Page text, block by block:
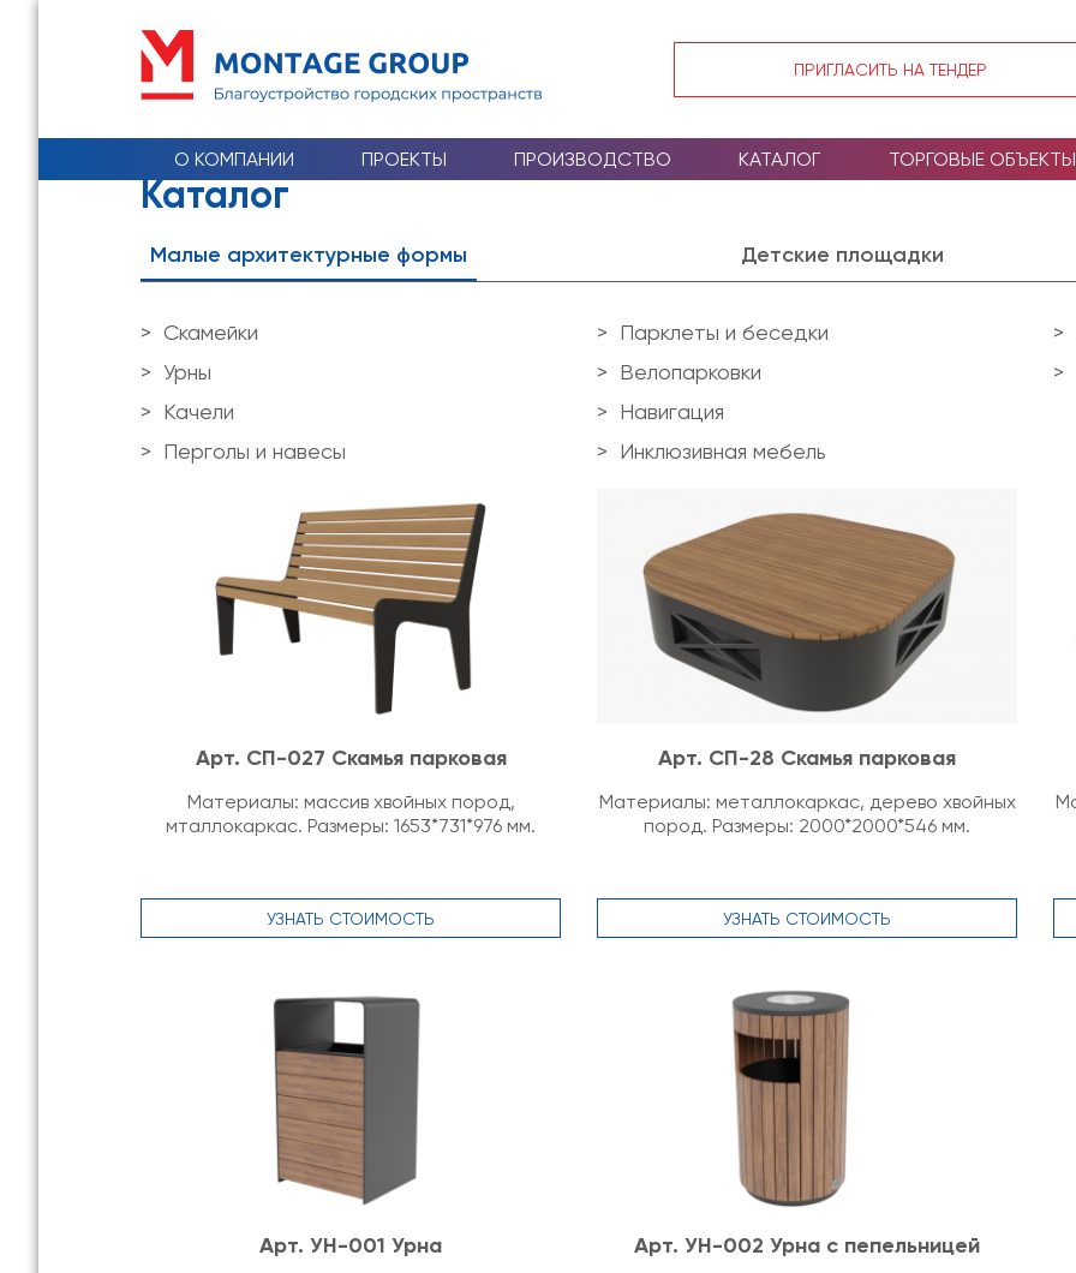
ПРИГЛАСИТЬ НА ТЕНДЕР
О КОМПАНИИ ПРОЕКТЫ ПРОИЗВОДСТВО КАТАЛОГ ТОРГОВЫЕ ОБЪЕКТЫ
Каталог
Малые архитектурные формы Детские площадки
Скамейки
Урны
Качели
Перголы и навесы
Парклеты и беседки
Велопарковки
Навигация
Инклюзивная мебель
Арт. СП-027 Скамья парковая
Материалы: массив хвойных пород,
мталлокаркас. Размеры: 1653*731*976 мм.
УЗНАТЬ СТОИМОСТЬ
Арт. СП-28 Скамья парковая
Материалы: металлокаркас, дерево хвойных
пород. Размеры: 2000*2000*546 мм.
УЗНАТЬ СТОИМОСТЬ
Арт. УН-001 Урна Арт. УН-002 Урна с пепельницей